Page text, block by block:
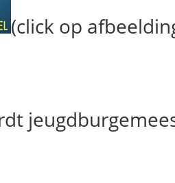
(click op